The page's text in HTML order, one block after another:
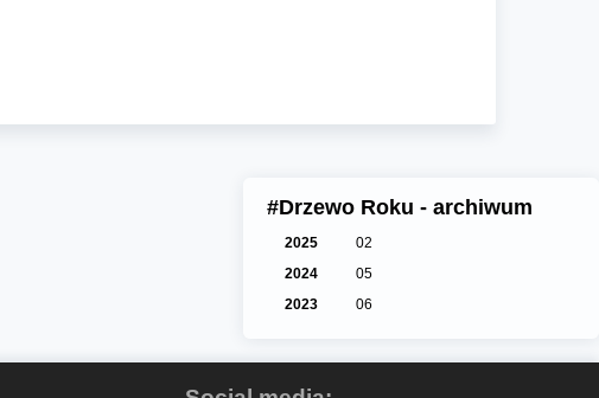
#Drzewo Roku - archiwum
2025
02
2024
05
2023
06